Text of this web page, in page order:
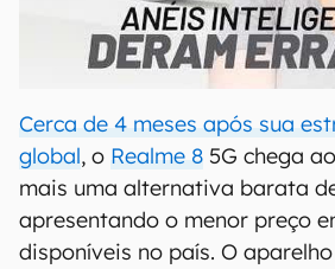
00:00/21:11
Cerca de 4 meses após sua
global, o Realme 8 5G chega
mais uma alternativa barata
apresentando o menor preço
disponíveis no país. O